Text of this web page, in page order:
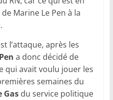
Marine Le Pen à la
l’attaque, après les
a donc décidé de
qui avait voulu jouer les
semaines du
Gasdu service politique